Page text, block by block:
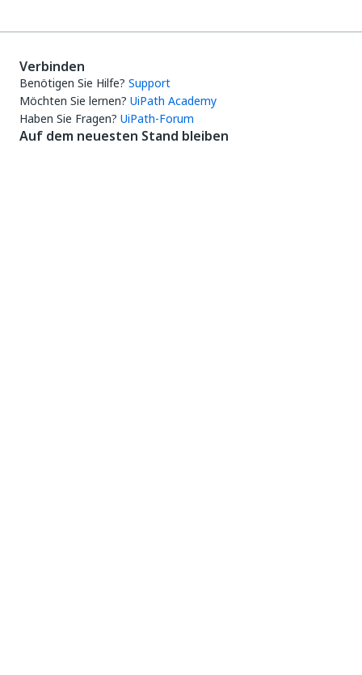
Verbinden
Benötigen Sie Hilfe? Support
Möchten Sie lernen? UiPath Academy
Haben Sie Fragen? UiPath-Forum
Auf dem neuesten Stand bleiben